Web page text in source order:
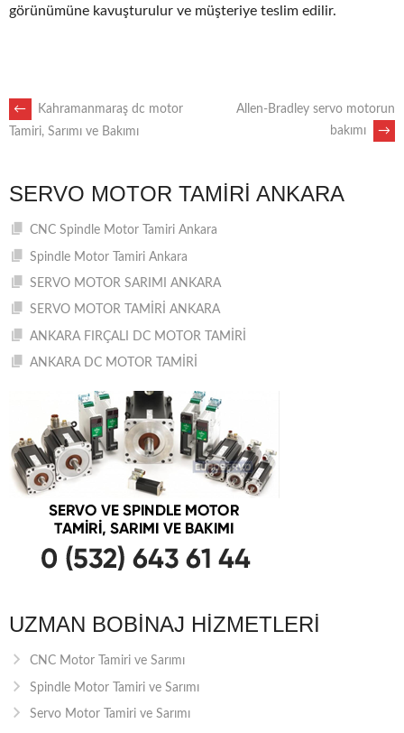
görünümüne kavuşturulur ve müşteriye teslim edilir.
POST
←
Kahramanmaraş dc motor
Tamiri, Sarımı ve Bakımı
Allen-Bradley servo motorun
bakımı
→
SERVO MOTOR TAMIRI ANKARA
CNC Spindle Motor Tamiri Ankara
Spindle Motor Tamiri Ankara
SERVO MOTOR SARIMI ANKARA
SERVO MOTOR TAMİRİ ANKARA
ANKARA FIRÇALI DC MOTOR TAMİRİ
ANKARA DC MOTOR TAMİRİ
UZMAN BOBINAJ HIZMETLERI
CNC Motor Tamiri ve Sarımı
Spindle Motor Tamiri ve Sarımı
Servo Motor Tamiri ve Sarımı